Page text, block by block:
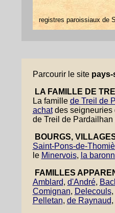
registres paroissiaux de
Parcourir le site
LA FAMILLE DE
La famille de Treil de
achatdes seigneuries
de Treil de Pardailhan
BOURGS,
Saint-Pons-de-
le Minervois, la
FAMILLES
Amblard, d'André,
Comignan, Delecouls,
Pelletan, de Raynaud,